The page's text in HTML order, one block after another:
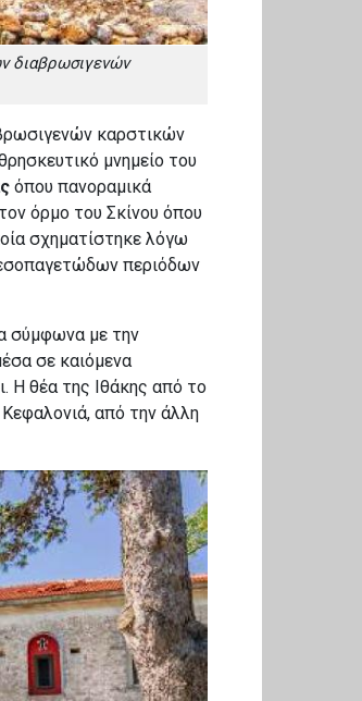
διαβρωσιγενών
καρστικών
μνημείο του
όπου πανοραμικά
όρμο του Σκίνου όπου
σχηματίστηκε λόγω
περιόδων
σύμφωνα με την
σε καιόμενα
Η θέα της Ιθάκης από το
Κεφαλονιά, από την άλλη